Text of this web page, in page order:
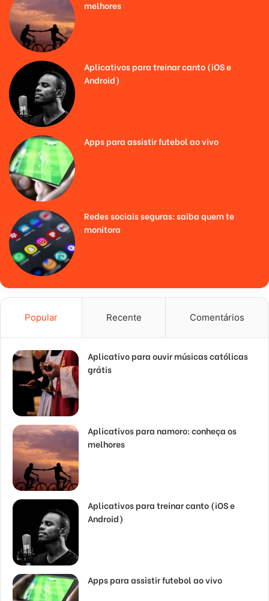
melhores
Aplicativos para treinar canto (iOS e
Android)
Apps para assistir futebol ao vivo
Redes sociais seguras: saiba quem te
monitora
Popular Recente Comentários
Aplicativo para ouvir músicas católicas
grátis
Aplicativos para namoro: conheça os
melhores
Aplicativos para treinar canto (iOS e
Android)
Apps para assistir futebol ao vivo